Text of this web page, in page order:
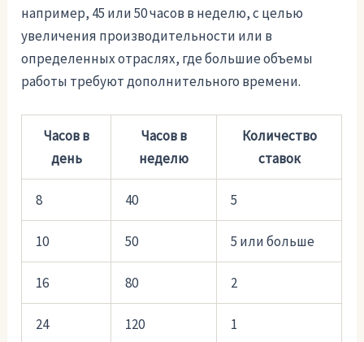
например, 45 или 50 часов в неделю, с целью
увеличения производительности или в
определенных отраслях, где большие объемы
работы требуют дополнительного времени.
Часов в
день
Часов в
неделю
Количество
ставок
8 40 5
10 50 5 или больше
16 80 2
24 120 1